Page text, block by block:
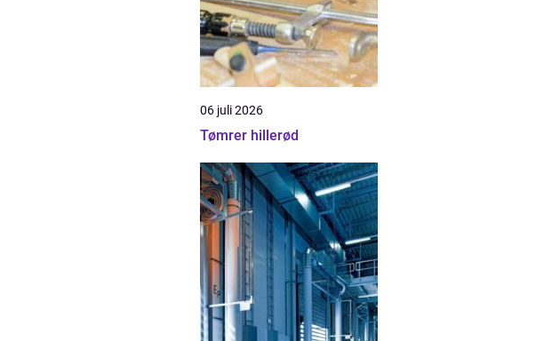
06 juli 2026
Tømrer hillerød